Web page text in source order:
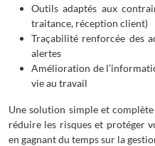
Outils adaptés aux
traitance, réception client)
Traçabilité renforcée des
alertes
Amélioration de
vie au travail
Une solution simple et
réduire les risques et protéger
en gagnant du temps sur la